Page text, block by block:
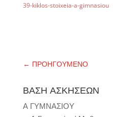
39-kiklos-stoixeia-a-gimnasiou
← ΠΡΟΗΓΟΥΜΕΝΟ
ΒΑΣΗ ΑΣΚΗΣΕΩΝ
Α ΓΥΜΝΑΣΙΟΥ